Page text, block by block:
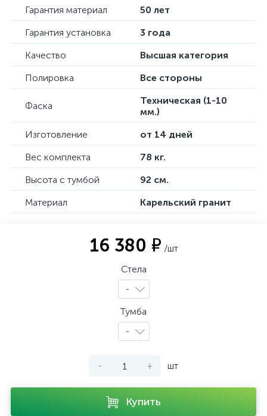
Гарантия материал
50 лет
Гарантия установка
3 года
Качество
Высшая категория
Полировка
Все стороны
Фаска
Техническая (1-10
мм.)
Изготовление
от 14 дней
Вес комплекта
78 кг.
Высота с тумбой
92 см.
Материал
Карельский гранит
16 380 ₽ /шт
Стела
-
Тумба
-
- + шт
Купить